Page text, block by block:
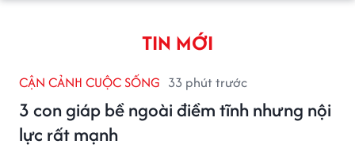
TIN MỚI
CẬN CẢNH CUỘC SỐNG 33 phút trước
3 con giáp bề ngoài điềm tĩnh nhưng nội
lực rất mạnh